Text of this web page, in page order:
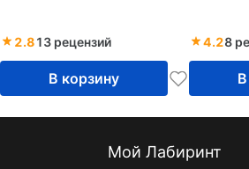
2.813 рецензий
В корзину
4.28
Мой Лабиринт